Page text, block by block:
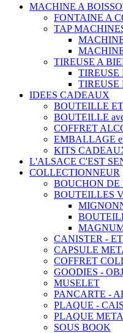
MACHINE A
FONTAINE A
TAP
TIREUSE A
TIREUSE
TIREUSE
IDEES CADEAUX
BOUTEILLE
BOUTEILLE
COFFRET
EMBALLAGE
KITS
L'ALSACE C'EST
COLLECTIONNEUR
BOUCHON DE
BOUTEILLES
CANISTER -
CAPSULE
COFFRET
GOODIES -
MUSELET
PANCARTE -
PLAQUE -
PLAQUE
SOUS BOOK